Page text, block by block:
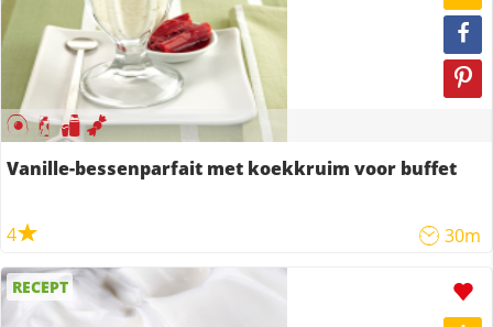
Vanille-bessenparfait met koekkruim voor buffet
4 30m
RECEPT